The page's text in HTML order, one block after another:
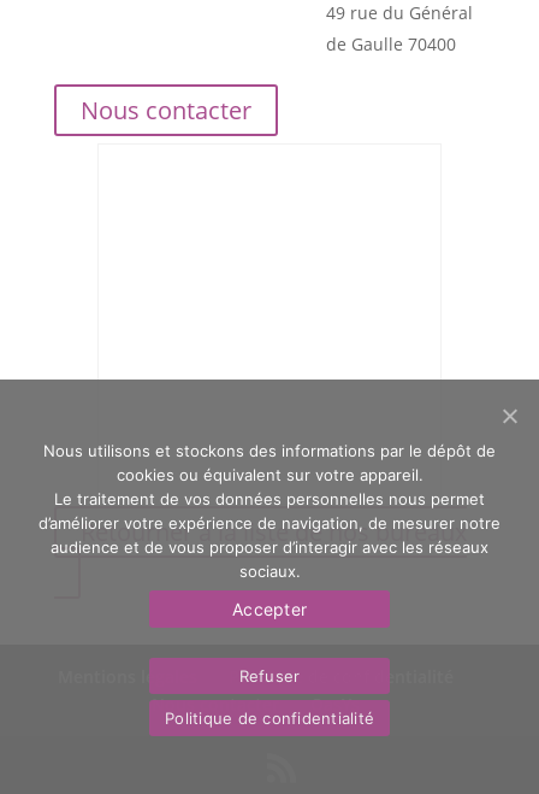
49 rue du Général
de Gaulle 70400
Nous contacter
Retourner à la liste de nos bureaux
Politique de confidentialité
Nous contacter
OasYs
Nous utilisons et stockons des informations par le dépôt de
cookies ou équivalent sur votre appareil.
Le traitement de vos données personnelles nous permet
d’améliorer votre expérience de navigation, de mesurer notre
audience et de vous proposer d’interagir avec les réseaux
sociaux.
Accepter
Refuser
Politique de confidentialité